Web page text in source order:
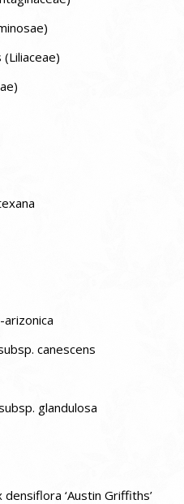
canescens
glandulosa
‘Austin Griffiths’